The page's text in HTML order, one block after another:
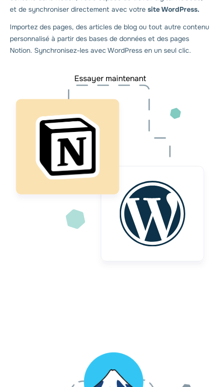
et de synchroniser directement avec votre site WordPress.
Importez des pages, des articles de blog ou tout autre contenu
personnalisé à partir des bases de données et des pages
Notion. Synchronisez-les avec WordPress en un seul clic.
Essayer maintenant